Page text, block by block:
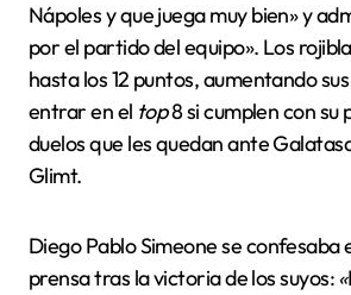
Nápoles y que juega muy bien» y
por el partido del equipo». Los
hasta los 12 puntos, aumentando
entrar en el top8 si cumplen con su
duelos que les quedan ante
Glimt.
Diego Pablo Simeone se confesaba
prensa tras la victoria de los suyos: «